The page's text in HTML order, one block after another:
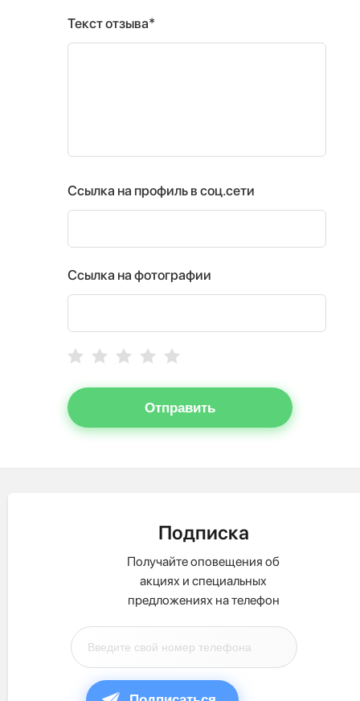
Текст отзыва*
Ссылка на профиль в соц.сети
Ссылка на фотографии
Отправить
Подписка
Получайте оповещения об
акциях и специальных
предложениях на телефон